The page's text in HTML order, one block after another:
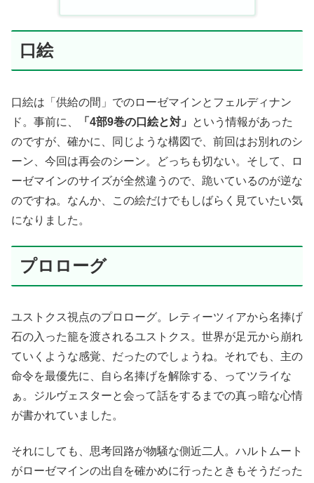
口絵
口絵は「供給の間」でのローゼマインとフェルディナン
ド。事前に、
「4部9巻の口絵と対」
という情報があった
のですが、確かに、同じような構図で、前回はお別れのシ
ーン、今回は再会のシーン。どっちも切ない。そして、ロ
ーゼマインのサイズが全然違うので、跪いているのが逆な
のですね。なんか、この絵だけでもしばらく見ていたい気
になりました。
プロローグ
ユストクス視点のプロローグ。レティーツィアから名捧げ
石の入った籠を渡されるユストクス。世界が足元から崩れ
ていくような感覚、だったのでしょうね。それでも、主の
命令を最優先に、自ら名捧げを解除する、ってツライな
ぁ。ジルヴェスターと会って話をするまでの真っ暗な心情
が書かれていました。
それにしても、思考回路が物騒な側近二人。ハルトムート
がローゼマインの出自を確かめに行ったときもそうだった